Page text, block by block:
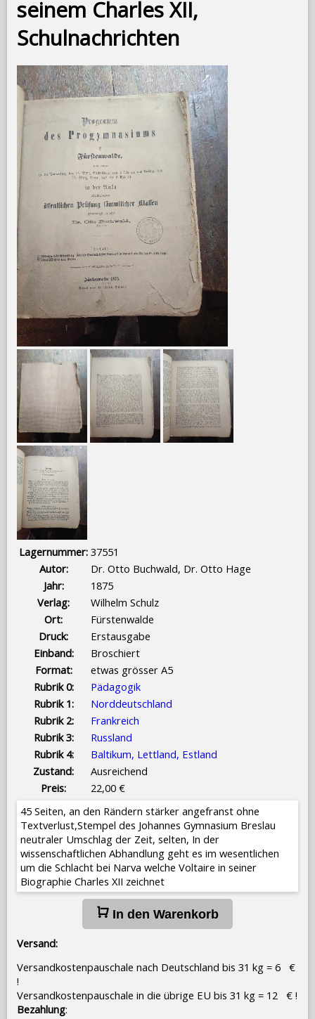
seinem Charles XII,
Schulnachrichten
Lagernummer: 37551
Autor:
Dr. Otto Buchwald, Dr. Otto Hage
Jahr:
1875
Verlag:
Wilhelm Schulz
Ort:
Fürstenwalde
Druck:
Erstausgabe
Einband:
Broschiert
Format:
etwas grösser A5
Rubrik 0:
Pädagogik
Rubrik 1:
Norddeutschland
Rubrik 2:
Frankreich
Rubrik 3:
Russland
Rubrik 4:
Baltikum, Lettland, Estland
Zustand:
Ausreichend
Preis:
22,00 €
45 Seiten, an den Rändern stärker angefranst ohne
Textverlust,Stempel des Johannes Gymnasium Breslau
neutraler Umschlag der Zeit, selten, In der
wissenschaftlichen Abhandlung geht es im wesentlichen
um die Schlacht bei Narva welche Voltaire in seiner
Biographie Charles XII zeichnet
In den Warenkorb
Versand:
Versandkostenpauschale nach Deutschland bis 31 kg = 6 €
!
Versandkostenpauschale in die übrige EU bis 31 kg = 12 € !
Bezahlung: